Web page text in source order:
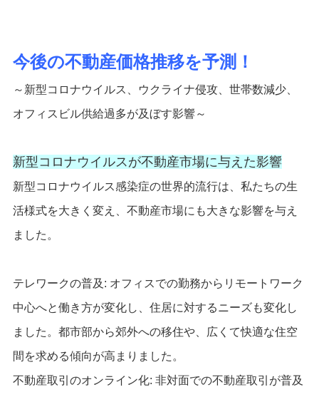
今後の不動産価格推移を予測！
～新型コロナウイルス、ウクライナ侵攻、世帯数減少、
オフィスビル供給過多が及ぼす影響～
新型コロナウイルスが不動産市場に与えた影響
新型コロナウイルス感染症の世界的流行は、私たちの生
活様式を大きく変え、不動産市場にも大きな影響を与え
ました。
テレワークの普及: オフィスでの勤務からリモートワーク
中心へと働き方が変化し、住居に対するニーズも変化し
ました。都市部から郊外への移住や、広くて快適な住空
間を求める傾向が高まりました。
不動産取引のオンライン化: 非対面での不動産取引が普及